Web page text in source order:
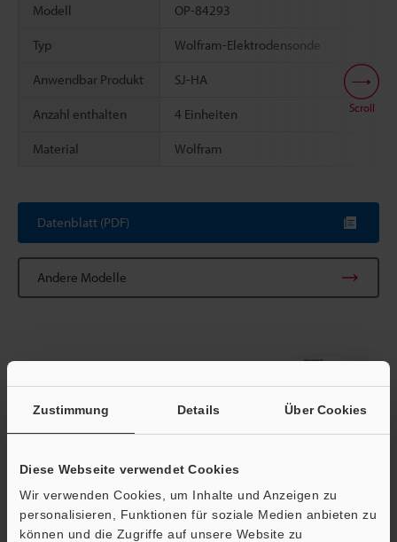
Zustimmung Details Über Cookies
Diese Webseite verwendet Cookies
Wir verwenden Cookies, um Inhalte und Anzeigen zu
personalisieren, Funktionen für soziale Medien anbieten zu
können und die Zugriffe auf unsere Website zu
Modell OP-84293
Typ Wolfram-Elektrodensonde
Anwendbar Produkt SJ-HA
Anzahl enthalten 4 Einheiten
Material Wolfram
Scroll
Datenblatt (PDF)
Andere Modelle
Technische Leitfäden
Datenblatt (PDF)